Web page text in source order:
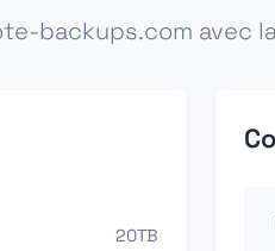
backups.com avec
20TB